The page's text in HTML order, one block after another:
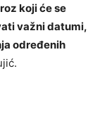
koji će se
važni datumi,
određenih